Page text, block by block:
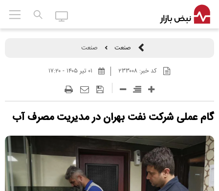
صنعت صنعت
کد خبر: ۲۳۳۰۰۸
گام عملی شرکت نفت بهران در مدیریت مصرف آب